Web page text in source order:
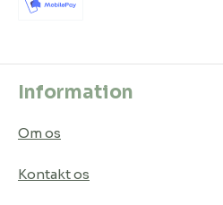
Information
Om os
Kontakt os